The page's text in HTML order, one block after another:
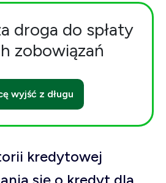
droga do spłaty
zobowiązań
wyjść z długu
kredytowej